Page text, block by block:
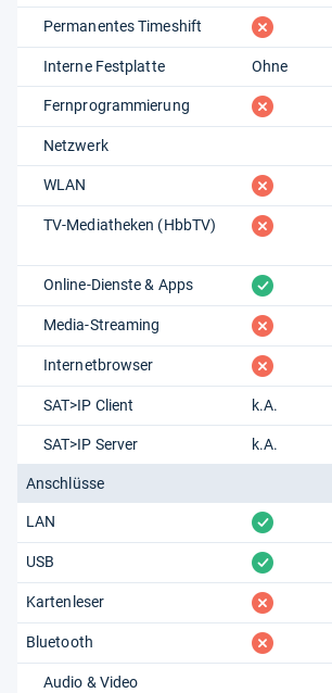
Permanentes Timeshift fehlt
Interne Festplatte Ohne
Fernprogrammierung fehlt
Netzwerk
WLAN fehlt
TV-Mediatheken (HbbTV) fehlt
Online-Dienste & Apps vorhanden
Media-Streaming fehlt
Internetbrowser fehlt
SAT>IP Client k.A.
SAT>IP Server k.A.
Anschlüsse
LAN vorhanden
USB vorhanden
Kartenleser fehlt
Bluetooth fehlt
Audio & Video